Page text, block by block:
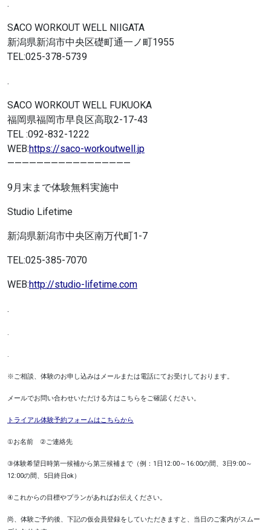
.
SACO WORKOUT WELL NIIGATA
新潟県新潟市中央区礎町通一ノ町1955
TEL:025-378-5739
.
SACO WORKOUT WELL FUKUOKA
福岡県福岡市早良区高取2-17-43
TEL :092-832-1222
WEB:https://saco-workoutwell.jp
—————————————————
9月末まで体験無料実施中
Studio Lifetime
新潟県新潟市中央区南万代町1-7
TEL:025-385-7070
WEB:http://studio-lifetime.com
.
※ご相談、体験のお申し込みはメールまたは電話にてお受けしております。
メールでお問い合わせいただける方はこちらをご確認ください。
トライアル体験予約フォームはこちらから
①お名前 ②ご連絡先
③体験希望日時第一候補から第三候補まで（例： 1 日 12:00～ 16:00の間、 3日9:00～
12:00の間、 5日終日ok）
④これからの目標やプランがあればお伝えください。
尚、体験ご予約後、下記の仮会員登録をしていただきますと、当日のご案内がスムー